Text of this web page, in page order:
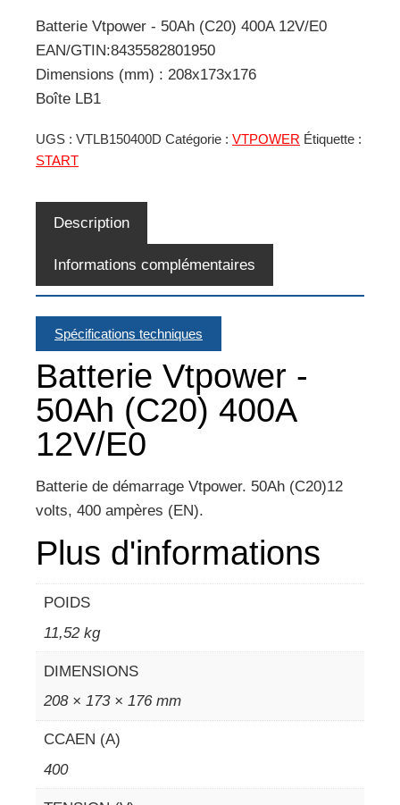
Batterie Vtpower - 50Ah (C20) 400A 12V/E0
EAN/GTIN:8435582801950
Dimensions (mm) : 208x173x176
Boîte LB1
UGS : VTLB150400D Catégorie : VTPOWER Étiquette :
START
Description
Informations complémentaires
Spécifications techniques
Batterie Vtpower -
50Ah (C20) 400A
12V/E0
Batterie de démarrage Vtpower. 50Ah (C20)12
volts, 400 ampères (EN).
Plus d'informations
POIDS
11,52 kg
DIMENSIONS
208 × 173 × 176 mm
CCAEN (A)
400